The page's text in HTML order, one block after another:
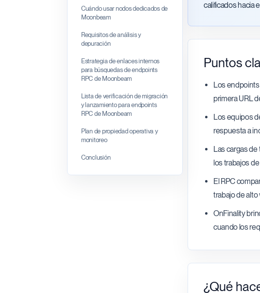
Cuándo usar nodos dedicados de
Moonbeam
Requisitos de análisis y
depuración
Estrategia de enlaces internos
para búsquedas de endpoints
RPC de Moonbeam
Lista de verificación de migración
y lanzamiento para endpoints
RPC de Moonbeam
Plan de propiedad operativa y
monitoreo
Conclusión
calificados hacia
Puntos
Los endpoints
primera URL
Los equipos
respuesta a
Las cargas
los trabajos
El RPC
trabajo de alto
OnFinality
cuando los
¿Qué